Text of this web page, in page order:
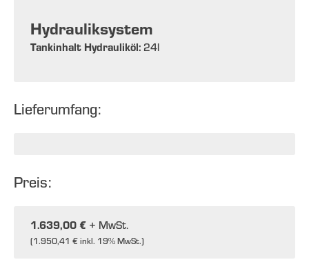
Hydrauliksystem
Tankinhalt Hydrauliköl: 24l
Lieferumfang:
Preis:
1.639,00 € + MwSt.
(1.950,41 €inkl. 19% MwSt.)